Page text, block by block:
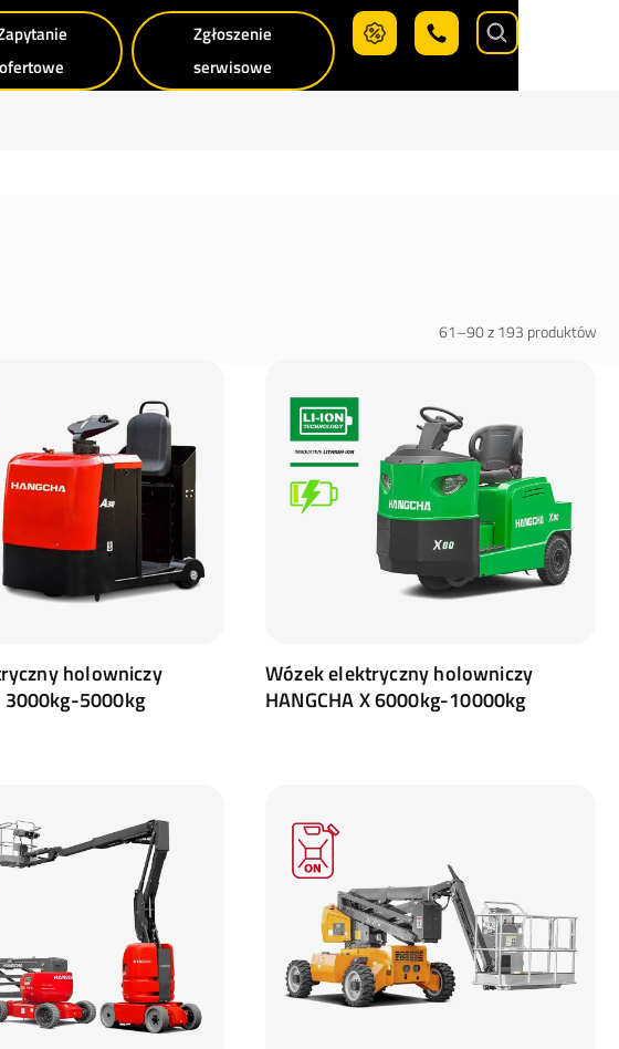
ofertowe
Zgłoszenie
serwisowe
Search
61–90 z 193 produktów
holowniczy
3000kg-5000kg
Wózek elektryczny holowniczy
HANGCHA X 6000kg-10000kg